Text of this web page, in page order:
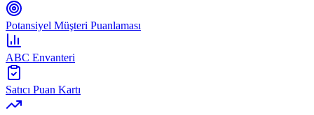
Potansiyel Müşteri Puanlaması
ABC Envanteri
Satıcı Puan Kartı